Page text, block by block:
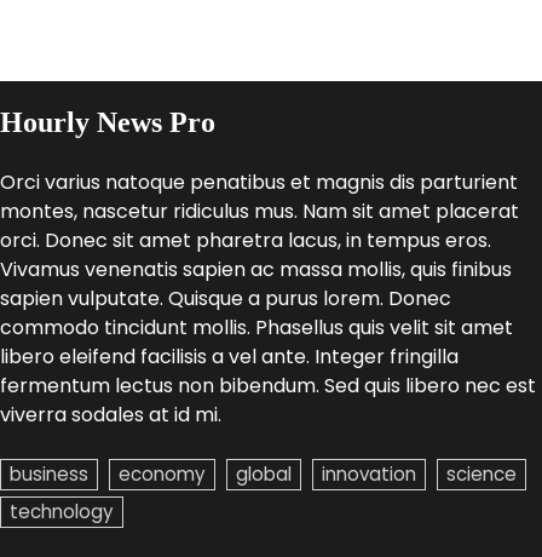
Hourly News Pro
Orci varius natoque penatibus et magnis dis parturient
montes, nascetur ridiculus mus. Nam sit amet placerat
orci. Donec sit amet pharetra lacus, in tempus eros.
Vivamus venenatis sapien ac massa mollis, quis finibus
sapien vulputate. Quisque a purus lorem. Donec
commodo tincidunt mollis. Phasellus quis velit sit amet
libero eleifend facilisis a vel ante. Integer fringilla
fermentum lectus non bibendum. Sed quis libero nec est
viverra sodales at id mi.
business economy global innovation
science
technology